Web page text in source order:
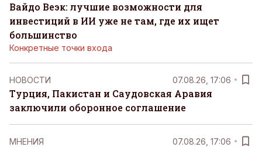
Вайдо Веэк: лучшие возможности для
инвестиций в ИИ уже не там, где их ищет
большинство
Конкретные точки входа
НОВОСТИ 07.08.26, 17:06
Турция, Пакистан и Саудовская Аравия
заключили оборонное соглашение
MНЕНИЯ 07.08.26, 17:06